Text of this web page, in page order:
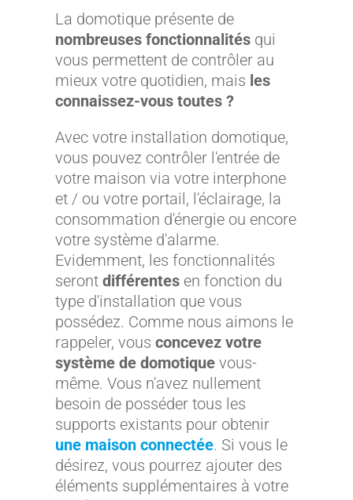
La domotique présente de
nombreuses fonctionnalitésqui
vous permettent de contrôler au
mieux votre quotidien, mais les
connaissez-vous toutes ?
Avec votre installation domotique,
vous pouvez contrôler l'entrée de
votre maison via votre interphone
et / ou votre portail, l'éclairage, la
consommation d'énergie ou encore
votre système d'alarme.
Evidemment, les fonctionnalités
seront différentesen fonction du
type d'installation que vous
possédez. Comme nous aimons le
rappeler, vous concevez votre
système de domotique vous-
même. Vous n'avez nullement
besoin de posséder tous les
supports existants pour obtenir
une maison connectée. Si vous le
désirez, vous pourrez ajouter des
éléments supplémentaires à votre